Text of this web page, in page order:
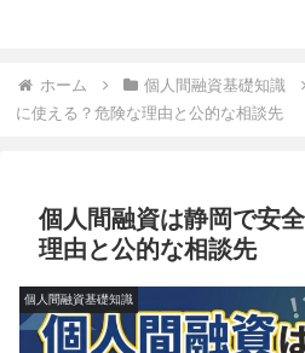
ホーム 個人間融資基礎知識
に使える？危険な理由と公的な相談先
個人間融資は静岡で安
理由と公的な相談先
個人間融資基礎知識